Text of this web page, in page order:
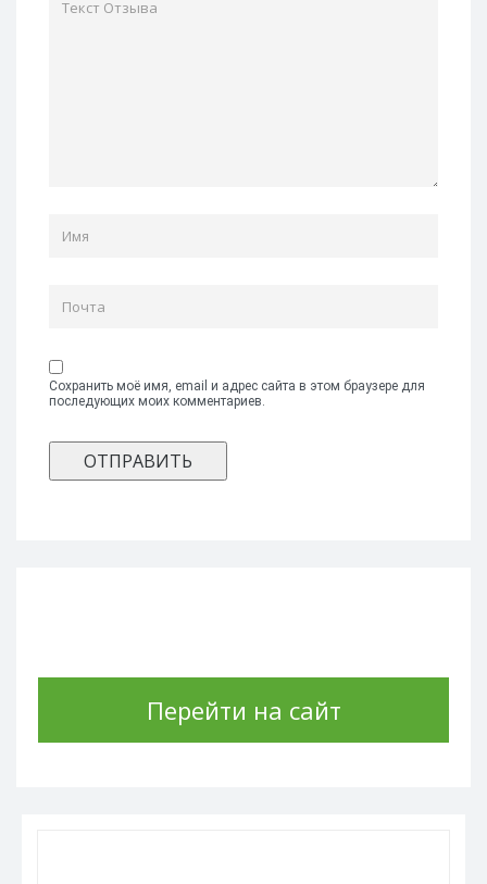
Сохранить моё имя, email и адрес сайта в этом браузере для
последующих моих комментариев.
Перейти на сайт